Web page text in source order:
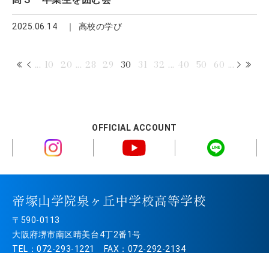
2025.06.14 高校の学び
... 10 20 ... 28 29 30 31 32 ... 40 50 60 ...
OFFICIAL ACCOUNT
帝塚山学院泉ヶ丘中学校高等学校
〒590-0113
大阪府堺市南区晴美台4丁2番1号
TEL：072-293-1221 FAX：072-292-2134